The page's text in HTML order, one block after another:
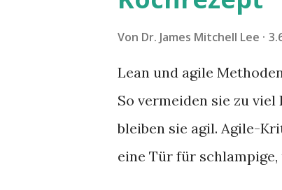
Von Dr. James Mitchell Lee
Lean und agile
So vermeiden sie zu
bleiben sie agil. Agile-
eine Tür für